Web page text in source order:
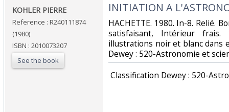
‎KOHLER PIERRE‎
Reference : R240111874
(1980)
ISBN : 2010073207
See the book
‎INITIATION A
‎HACHETTE. 1980. In-8. Relié.
satisfaisant, Intérieur
illustrations noir et blanc dans
Dewey : 520-Astronomie et
Classification Dewey : 520-